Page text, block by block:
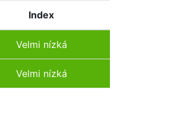
Index
Velmi nízká
Velmi nízká